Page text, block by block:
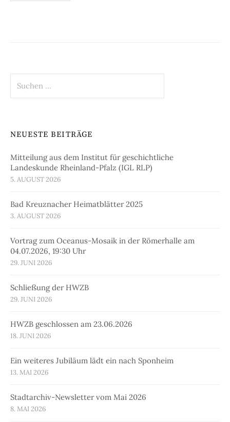
der
nach:
NEUESTE BEITRÄGE
Mitteilung aus dem Institut für geschichtliche
Landeskunde Rheinland-Pfalz (IGL RLP)
5. AUGUST 2026
Bad Kreuznacher Heimatblätter 2025
3. AUGUST 2026
Vortrag zum Oceanus-Mosaik in der Römerhalle am
04.07.2026, 19:30 Uhr
29. JUNI 2026
Schließung der HWZB
29. JUNI 2026
HWZB geschlossen am 23.06.2026
18. JUNI 2026
Ein weiteres Jubiläum lädt ein nach Sponheim
13. MAI 2026
Stadtarchiv-Newsletter vom Mai 2026
8. MAI 2026